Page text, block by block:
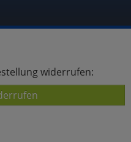
widerrufen: